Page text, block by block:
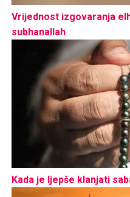
Vrijednost izgovaranja
subhanallah
Kada je ljepše klanjati